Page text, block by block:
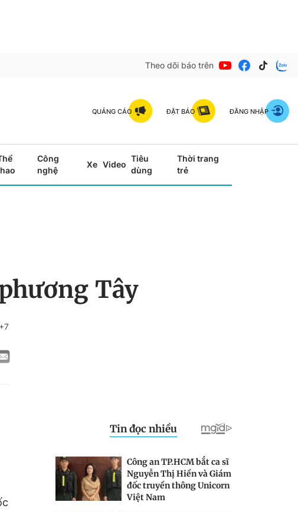
Theo dõi báo trên
QUẢNG CÁO ĐẶT BÁO ĐĂNG NHẬP
Công
nghệ
Xe Video
Tiêu
dùng
Thời trang
trẻ
Tây